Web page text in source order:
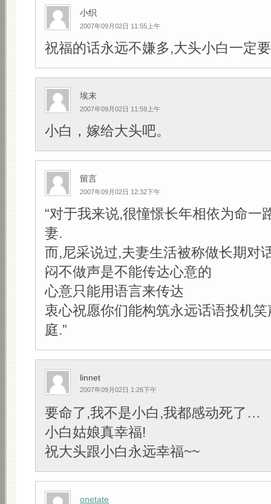
小织
2007年09月02日 11:55上午
祝福的话永远不嫌多,大头小白一定
埃末
2007年09月02日 11:59上午
小白，嫁给大头吧。
留言
2007年09月02日 12:32下午
“对于我来说,很憧憬长年相依为命一
妻.
而,尼采说过,夫妻生活被称做长期对
闷不做声是不能传达心意的
心意只能用语言来传达
衷心祝愿你们能构筑永远话语投机
庭.”
linnet
2007年09月02日 1:26下午
要命了,我不是小白,我都感动死了…
小白姑娘真幸福!
祝大头跟小白永远幸福~~
onetate